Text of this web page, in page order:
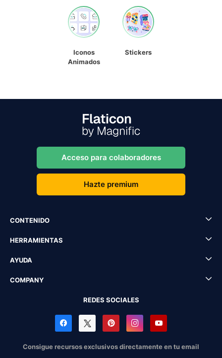
Iconos
Animados
Stickers
Acceso para colaboradores
Hazte premium
CONTENIDO
HERRAMIENTAS
AYUDA
COMPANY
REDES SOCIALES
Consigue recursos exclusivos directamente en tu email